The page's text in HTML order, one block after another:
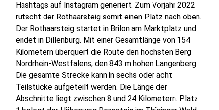
Hashtags auf Instagram generiert. Zum Vorjahr 2022
rutscht der Rothaarsteig somit einen Platz nach oben.
Der Rothaarsteig startet in Brilon am Marktplatz und
endet in Dillenburg. Mit einer Gesamtlänge von 154
Kilometern überquert die Route den höchsten Berg
Nordrhein-Westfalens, den 843 m hohen Langenberg.
Die gesamte Strecke kann in sechs oder acht
Teilstücke aufgeteilt werden. Die Länge der
Abschnitte liegt zwischen 8 und 24 Kilometern. Platz